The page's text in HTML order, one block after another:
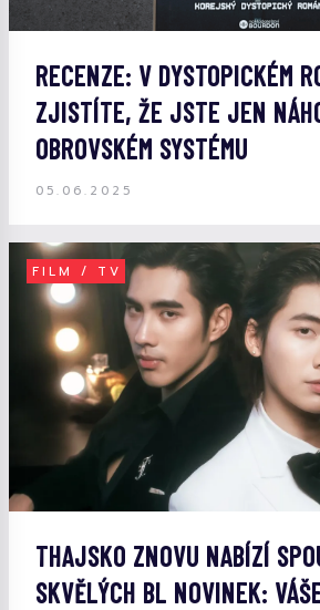
RECENZE: V DYSTOPICKÉM
ZJISTÍTE, ŽE JSTE JEN
OBROVSKÉM SYSTÉMU
05.06.2025
FILM / TV
THAJSKO ZNOVU NABÍZÍ
SKVĚLÝCH BL NOVINEK: